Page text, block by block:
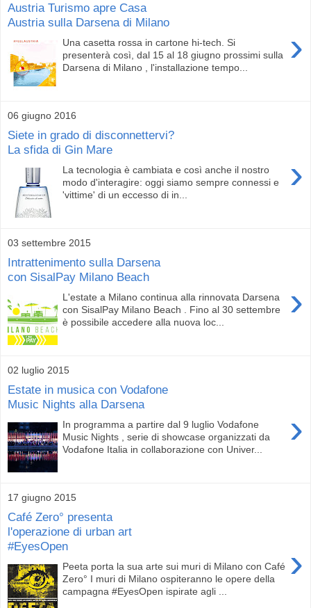
Austria Turismo apre Casa
Austria sulla Darsena di Milano
›
Una casetta rossa in cartone hi-tech. Si
presenterà così, dal 15 al 18 giugno prossimi sulla
Darsena di Milano , l'installazione tempo...
06 giugno 2016
Siete in grado di disconnettervi?
La sfida di Gin Mare
›
La tecnologia è cambiata e così anche il nostro
modo d'interagire: oggi siamo sempre connessi e
'vittime' di un eccesso di in...
03 settembre 2015
Intrattenimento sulla Darsena
con SisalPay Milano Beach
›
L'estate a Milano continua alla rinnovata Darsena
con SisalPay Milano Beach . Fino al 30 settembre
è possibile accedere alla nuova loc...
02 luglio 2015
Estate in musica con Vodafone
Music Nights alla Darsena
›
In programma a partire dal 9 luglio Vodafone
Music Nights , serie di showcase organizzati da
Vodafone Italia in collaborazione con Univer...
17 giugno 2015
Café Zero° presenta
l'operazione di urban art
#EyesOpen
›
Peeta porta la sua arte sui muri di Milano con Café
Zero° I muri di Milano ospiteranno le opere della
campagna #EyesOpen ispirate agli ...